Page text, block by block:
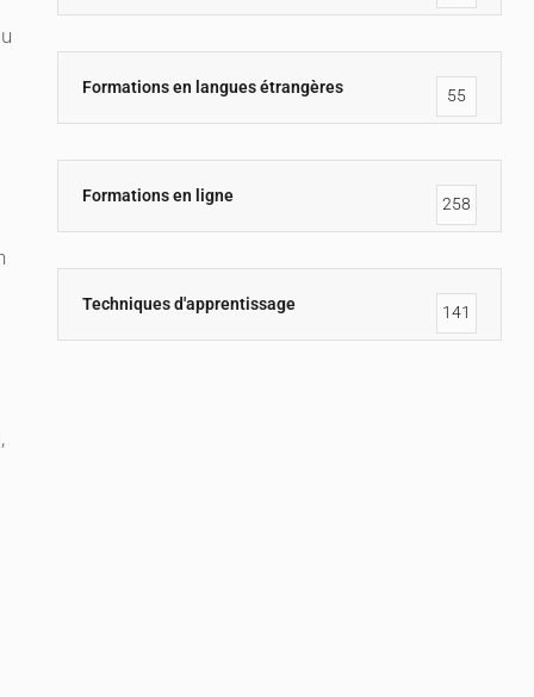
Formations en langues étrangères 55
Formations en ligne 258
Techniques d'apprentissage 141